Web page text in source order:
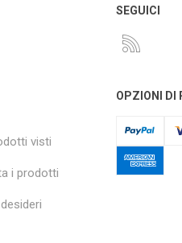
visti
i prodotti
SEGUICI
OPZIONI DI